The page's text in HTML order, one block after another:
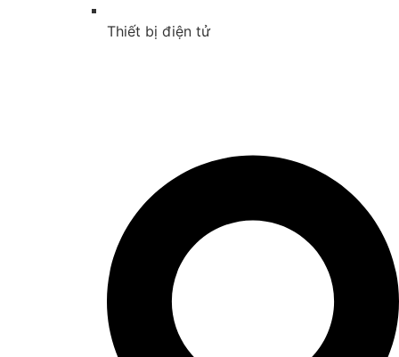
Thiết bị điện tử